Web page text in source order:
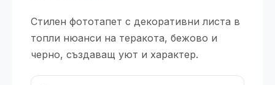
Стилен фототапет с декоративни листа в
топли нюанси на теракота, бежово и
черно, създаващ уют и характер.